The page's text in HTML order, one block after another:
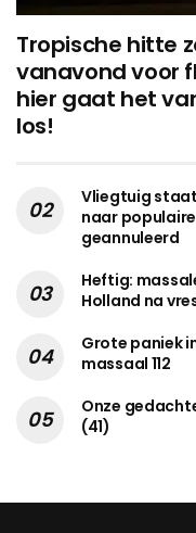
Tropische hitte
vanavond voor
hier gaat het
los!
Vliegtuig
naar
geannuleerd
Heftig:
Holland na
Grote paniek
massaal 112
Onze
(41)